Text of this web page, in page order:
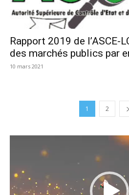
Rapport 2019 de l’ASCE-
des marchés publics par
10 mars 2021
1 2